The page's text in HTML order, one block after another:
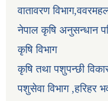
वातावरण
नेपाल कृषि अनुसन्धान
कृषि विभाग
कृषि तथा पशुपन्छी
पशुसेवा विभाग ,हरिहर